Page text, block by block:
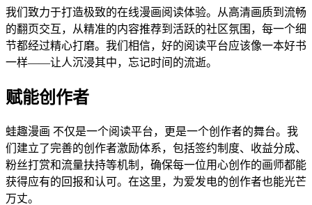
我们致力于打造极致的在线漫画阅读体验。从高清画质到流畅
的翻页交互，从精准的内容推荐到活跃的社区氛围，每一个细
节都经过精心打磨。我们相信，好的阅读平台应该像一本好书
一样——让人沉浸其中，忘记时间的流逝。
赋能创作者
蛙趣漫画 不仅是一个阅读平台，更是一个创作者的舞台。我
们建立了完善的创作者激励体系，包括签约制度、收益分成、
粉丝打赏和流量扶持等机制，确保每一位用心创作的画师都能
获得应有的回报和认可。在这里，为爱发电的创作者也能光芒
万丈。